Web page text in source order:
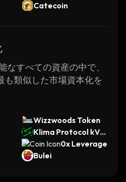
Catecoin
なすべての資産の中で、
も類似した市場資本化を
Wizzwoods Token
Klima Protocol kVC
M
0x Leverage
Bulei